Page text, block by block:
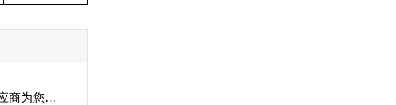
海砂淡化设备价格多少？山东海砂淡化设备供应商为您报价